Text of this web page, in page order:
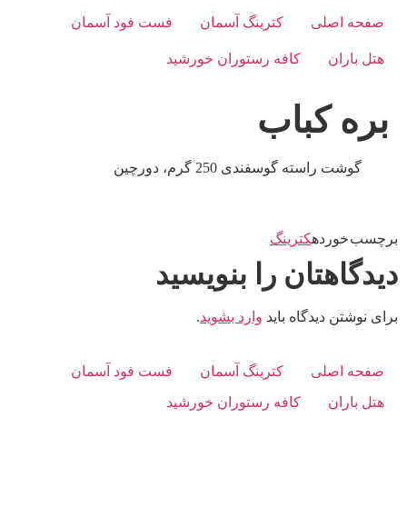
صفحه اصلی کترینگ آسمان فست فود آسمان
هتل باران کافه رستوران خورشید
بره کباب
گوشت راسته گوسفندی 250 گرم، دورچین
برچسب خوردهکترینگ
دیدگاهتان را بنویسید
برای نوشتن دیدگاه باید وارد بشوید.
صفحه اصلی کترینگ آسمان
فست فود آسمان
هتل باران
کافه رستوران خورشید